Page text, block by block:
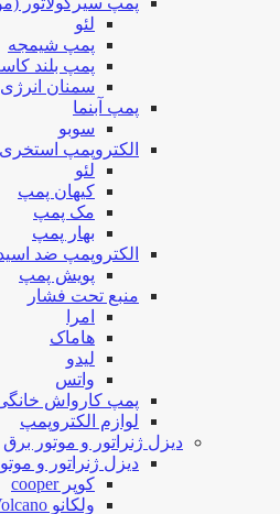
لئو
پمپ شیمجه
پمپ بلند
سمنان انرژی
پمپ آبنما
سوبو
الکتروپمپ استخری
لئو
کیهان پمپ
مک پمپ
بهار پمپ
الکتروپمپ ضد
پویش پمپ
منبع تحت فشار
امرا
هاماک
لیدو
واتس
پمپ کارواش
لوازم الکتروپمپ
دیزل ژنراتور و موتور برق
دیزل ژنراتور و
کوپر cooper
ولکانو Volcano